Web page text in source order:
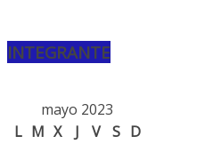
INTEGRANTE
mayo 2023
L M X J V S D